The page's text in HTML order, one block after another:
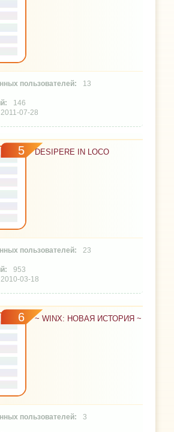
13
146
2011-07-28
5 DESIPERE IN LOCO
23
953
2010-03-18
6 ~ WINX: НОВАЯ ИСТОРИЯ ~
3